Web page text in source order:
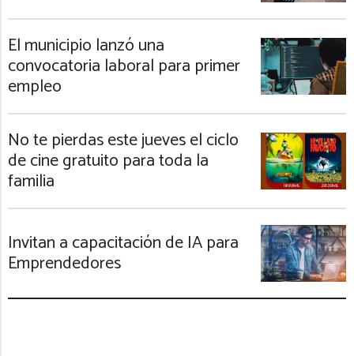
El municipio lanzó una
convocatoria laboral para primer
empleo
No te pierdas este jueves el ciclo
de cine gratuito para toda la
familia
Invitan a capacitación de IA para
Emprendedores